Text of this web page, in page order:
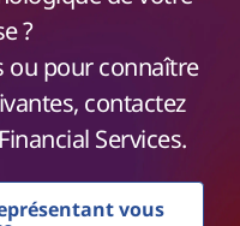
?
ou pour connaître
contactez
Services.
vous